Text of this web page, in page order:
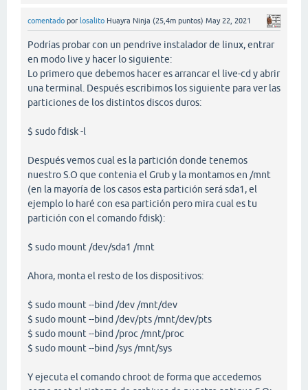
comentado por losalito Huayra Ninja (25,4m puntos) May 22, 2021
Podrías probar con un pendrive instalador de linux, entrar
en modo live y hacer lo siguiente:
Lo primero que debemos hacer es arrancar el live-cd y abrir
una terminal. Después escribimos los siguiente para ver las
particiones de los distintos discos duros:
$ sudo fdisk -l
Después vemos cual es la partición donde tenemos
nuestro S.O que contenia el Grub y la montamos en /mnt
(en la mayoría de los casos esta partición será sda1, el
ejemplo lo haré con esa partición pero mira cual es tu
partición con el comando fdisk):
$ sudo mount /dev/sda1 /mnt
Ahora, monta el resto de los dispositivos:
$ sudo mount --bind /dev /mnt/dev
$ sudo mount --bind /dev/pts /mnt/dev/pts
$ sudo mount --bind /proc /mnt/proc
$ sudo mount --bind /sys /mnt/sys
Y ejecuta el comando chroot de forma que accedemos